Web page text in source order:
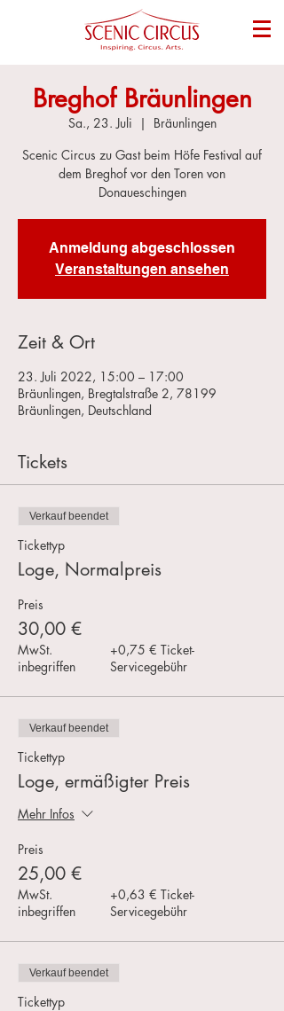
Breghof Bräunlingen
Sa., 23. Juli
  |
Bräunlingen
Scenic Circus zu Gast beim Höfe Festival auf
dem Breghof vor den Toren von
Donaueschingen
Anmeldung abgeschlossen
Veranstaltungen ansehen
Zeit & Ort
23. Juli 2022, 15:00 – 17:00
Bräunlingen, Bregtalstraße 2, 78199
Bräunlingen, Deutschland
Tickets
Verkauf beendet
Tickettyp
Loge, Normalpreis
Preis
30,00 €
MwSt.
inbegriffen
+0,75 € Ticket-
Servicegebühr
Verkauf beendet
Tickettyp
Loge, ermäßigter Preis
Mehr Infos
Preis
25,00 €
MwSt.
inbegriffen
+0,63 € Ticket-
Servicegebühr
Verkauf beendet
Tickettyp